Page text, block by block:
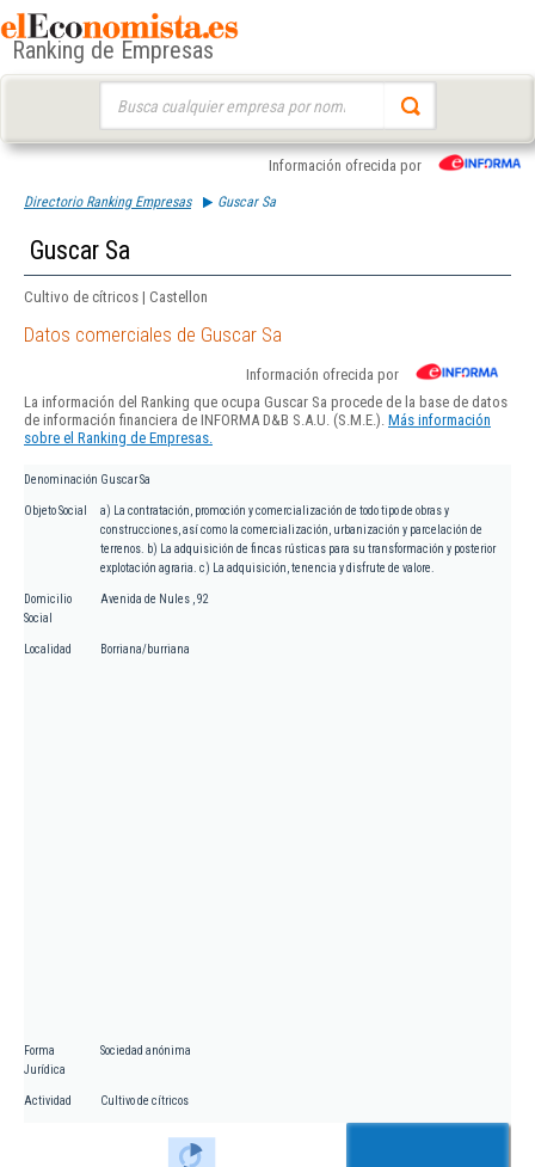
Ranking de Empresas
Información ofrecida por
Directorio Ranking Empresas Guscar Sa
Guscar Sa
Cultivo de cítricos | Castellon
Datos comerciales de Guscar Sa
Información ofrecida por
La información del Ranking que ocupa Guscar Sa procede de la base de datos
de información financiera de INFORMA D&B S.A.U. (S.M.E.). Más información
sobre el Ranking de Empresas.
Denominación Guscar Sa
Objeto Social
a) La contratación, promoción y comercialización de todo tipo de obras y
construcciones, así como la comercialización, urbanización y parcelación de
terrenos. b) La adquisición de fincas rústicas para su transformación y posterior
explotación agraria. c) La adquisición, tenencia y disfrute de valore.
Domicilio
Social
Avenida de Nules , 92
Localidad Borriana/burriana
Forma
Jurídica
Sociedad anónima
Actividad Cultivo de cítricos